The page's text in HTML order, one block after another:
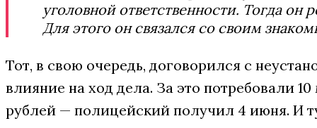
уголовной ответственности. Тогда
Для этого он связался со своим
Тот, в свою очередь, договорился с
влияние на ход дела. За это потребовали
рублей — полицейский получил 4 июня. И